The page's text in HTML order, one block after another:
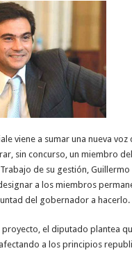
viene a sumar una nueva
sin concurso, un miembro
de su gestión,
a los miembros
del gobernador a hacerlo.
el diputado plantea
a los principios